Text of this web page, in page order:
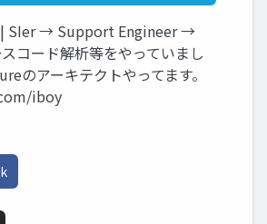
SIer → Support Engineer →
コード解析等をやっていまし
のアーキテクトやってます。
iboy